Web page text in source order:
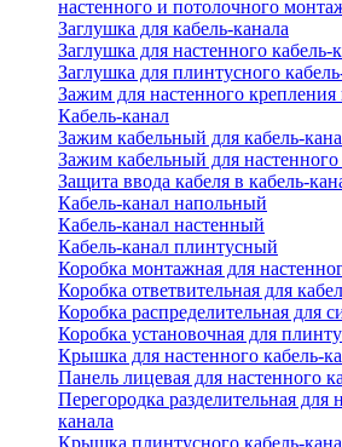
настенного и потолочного
Заглушка для кабель-канала
Заглушка для настенного кабель-
Заглушка для плинтусного
Зажим для настенного крепления
Кабель-канал
Зажим кабельный для кабель-
Зажим кабельный для настенного
Защита ввода кабеля в кабель-
Кабель-канал напольный
Кабель-канал настенный
Кабель-канал плинтусный
Коробка монтажная для
Коробка ответвительная для
Коробка распределительная для
Коробка установочная для
Крышка для настенного кабель-
Панель лицевая для настенного
Перегородка разделительная для
канала
Крышка плинтусного кабель-